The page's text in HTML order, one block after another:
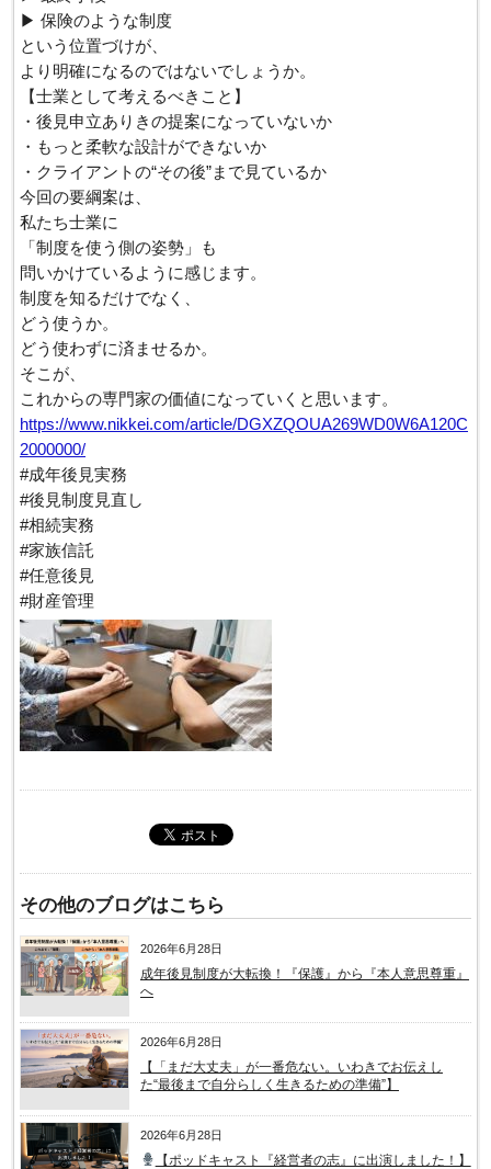
▶ 保険のような制度
という位置づけが、
より明確になるのではないでしょうか。
【士業として考えるべきこと】
・後見申立ありきの提案になっていないか
・もっと柔軟な設計ができないか
・クライアントの“その後”まで見ているか
今回の要綱案は、
私たち士業に
「制度を使う側の姿勢」も
問いかけているように感じます。
制度を知るだけでなく、
どう使うか。
どう使わずに済ませるか。
そこが、
これからの専門家の価値になっていくと思います。
https://www.nikkei.com/article/DGXZQOUA269WD0W6A120C
2000000/
#成年後見実務
#後見制度見直し
#相続実務
#家族信託
#任意後見
#財産管理
その他のブログはこちら
2026年6月28日
成年後見制度が大転換！『保護』から『本人意思尊重』
へ
2026年6月28日
【「まだ大丈夫」が一番危ない。いわきでお伝えし
た“最後まで自分らしく生きるための準備”】
2026年6月28日
【ポッドキャスト『経営者の志』に出演しました！】